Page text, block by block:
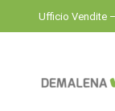
Ufficio Vendite